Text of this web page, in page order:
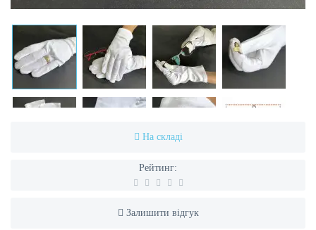
На складі
Рейтинг:
Залишити відгук